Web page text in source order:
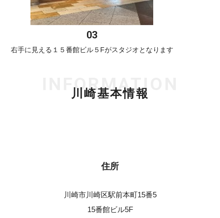
右手に見える１５番館ビル５Fがスタジオとなります
川崎基本情報
INFORMATION
住所
川崎市川崎区駅前本町15番5
15番館ビル5F